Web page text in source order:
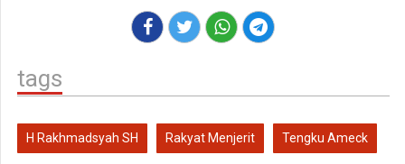
tags
H Rakhmadsyah SH Rakyat Menjerit Tengku Ameck